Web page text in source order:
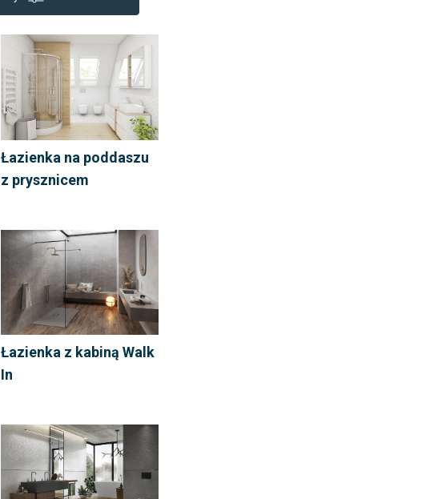
Łazienka na poddaszu
z prysznicem
Łazienka z kabiną Walk
In